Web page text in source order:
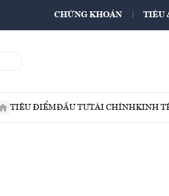
CHỨNG KHOÁN TIÊU
TIÊU ĐIỂMĐẦU TƯTÀI CHÍNHKINH